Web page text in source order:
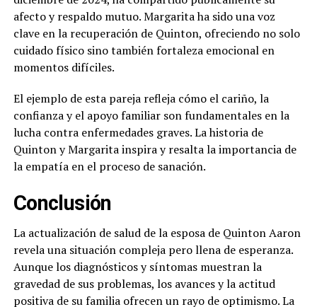
afecto y respaldo mutuo. Margarita ha sido una voz
clave en la recuperación de Quinton, ofreciendo no solo
cuidado físico sino también fortaleza emocional en
momentos difíciles.
El ejemplo de esta pareja refleja cómo el cariño, la
confianza y el apoyo familiar son fundamentales en la
lucha contra enfermedades graves. La historia de
Quinton y Margarita inspira y resalta la importancia de
la empatía en el proceso de sanación.
Conclusión
La actualización de salud de la esposa de Quinton Aaron
revela una situación compleja pero llena de esperanza.
Aunque los diagnósticos y síntomas muestran la
gravedad de sus problemas, los avances y la actitud
positiva de su familia ofrecen un rayo de optimismo. La